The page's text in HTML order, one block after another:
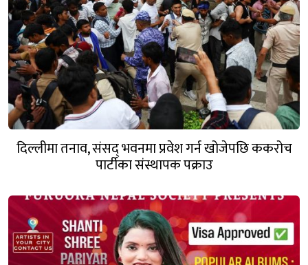
दिल्लीमा तनाव, संसद् भवनमा प्रवेश गर्न खोजेपछि ककरोच
पार्टीका संस्थापक पक्राउ